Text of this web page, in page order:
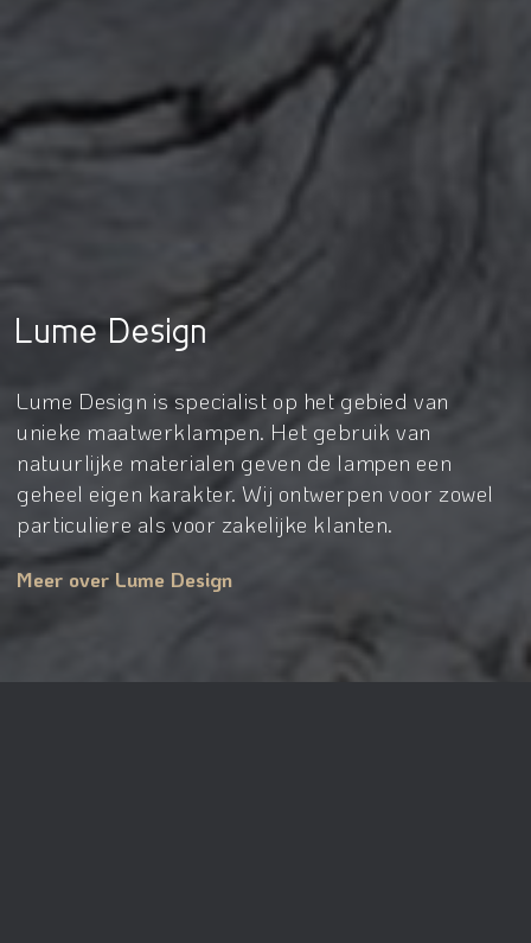
Lume Design
Lume Design is specialist op het gebied van
unieke maatwerklampen. Het gebruik van
natuurlijke materialen geven de lampen een
geheel eigen karakter. Wij ontwerpen voor zowel
particuliere als voor zakelijke klanten.
Meer over Lume Design